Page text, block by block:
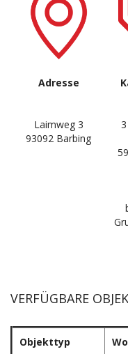
OTTERBACHWEG
Adresse
Laimweg 3
93092 Barbing
VERFÜGBARE
Objekttyp